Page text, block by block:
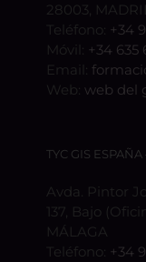
28003,
Teléfono: +34
Móvil: +34 635
Email:
Web: web del
TYC GIS
Avda. Pintor
137, Bajo
MÁLAGA
Teléfono: +34